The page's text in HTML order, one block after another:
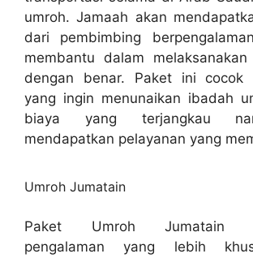
umroh. Jamaah akan
dari pembimbing
membantu dalam
dengan benar. Paket ini cocok
yang ingin menunaikan ibadah
biaya yang terjangkau
mendapatkan pelayanan yang
Umroh Jumatain
Paket Umroh Jumatain
pengalaman yang lebih